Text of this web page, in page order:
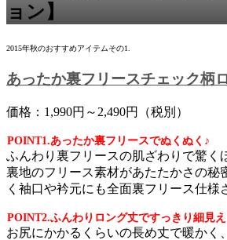
ョン】
2015年秋のおすすめアイテムその1.
あったか裏フリースチェック柄
価格：1,990円～2,490円（税別）
POINT1.あったか裏フリースでぬくぬく♪
ふんわり裏フリースの肌ざわりで驚く
裏地のフリース素材があたたかさの秘
く袖口や衿元にも全面裏フリース仕様
POINT2.ふんわりロング丈ですっきり細見え
お尻にかかるくらいの長め丈で暖かく